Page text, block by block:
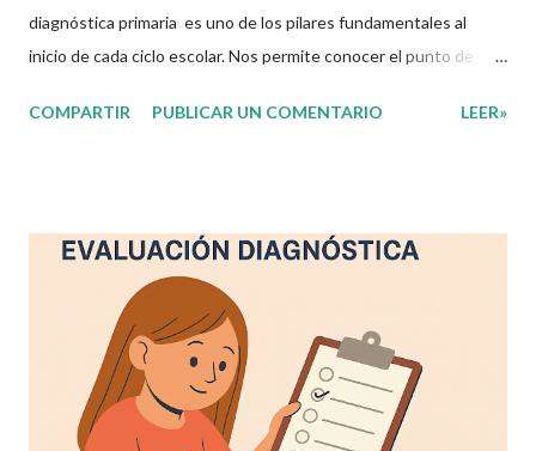
diagnóstica primaria es uno de los pilares fundamentales al
inicio de cada ciclo escolar. Nos permite conocer el punto de
pedagógicas informadas. En este contexto, el Sistema de Alerta
primaria en línea o modalidad presencial. 📘 ¿Qué es el SISAT? El
SISAT es un instrumento desarrollado por la Secretaría de
Educación Pública (SEP) que permite identificar oportunamente
el rezago educativo y las necesidades específicas de los
alumnos en habilidades clave como: Lectura comprensiva
Escritura creativa Cálculo mental Resolución de problemas
COMPARTIR PUBLICAR UN COMENTARIO LEER»